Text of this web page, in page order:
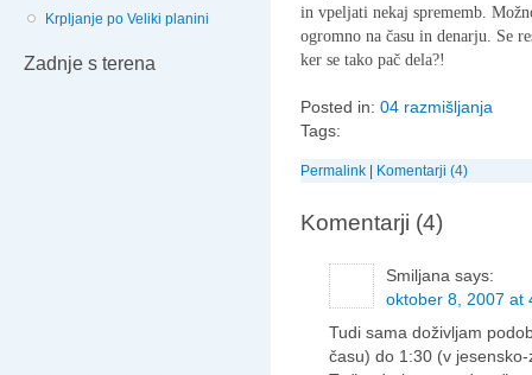
Krpljanje po Veliki planini
Zadnje s terena
in vpeljati nekaj sprememb.
ogromno na času in denarju. Se
ker se tako pač dela?!
Posted in: 04 razmišljanja
Tags:
Permalink Komentarji (4)
Komentarji (4)
Smiljana says:
oktober 8, 2007 at
Tudi sama doživljam
času) do 1:30 (v